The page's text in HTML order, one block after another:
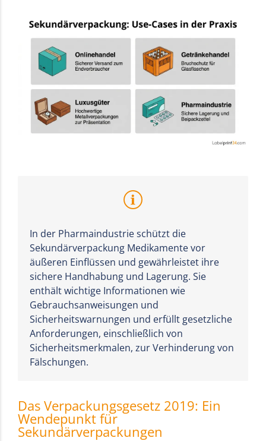
In der Pharmaindustrie schützt die
Sekundärverpackung Medikamente vor
äußeren Einflüssen und gewährleistet ihre
sichere Handhabung und Lagerung. Sie
enthält wichtige Informationen wie
Gebrauchsanweisungen und
Sicherheitswarnungen und erfüllt gesetzliche
Anforderungen, einschließlich von
Sicherheitsmerkmalen, zur Verhinderung von
Fälschungen.
Das Verpackungsgesetz 2019: Ein
Wendepunkt für
Sekundärverpackungen